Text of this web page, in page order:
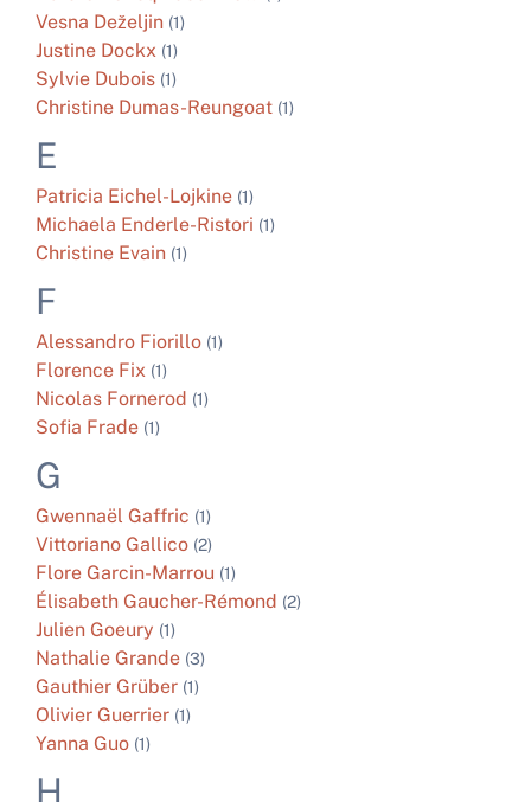
Vesna Deželjin (1)
Justine Dockx (1)
Sylvie Dubois (1)
Christine Dumas-Reungoat (1)
E
Patricia Eichel-Lojkine (1)
Michaela Enderle-Ristori (1)
Christine Evain (1)
F
Alessandro Fiorillo (1)
Florence Fix (1)
Nicolas Fornerod (1)
Sofia Frade (1)
G
Gwennaël Gaffric (1)
Vittoriano Gallico (2)
Flore Garcin-Marrou (1)
Élisabeth Gaucher-Rémond (2)
Julien Goeury (1)
Nathalie Grande (3)
Gauthier Grüber (1)
Olivier Guerrier (1)
Yanna Guo (1)
H